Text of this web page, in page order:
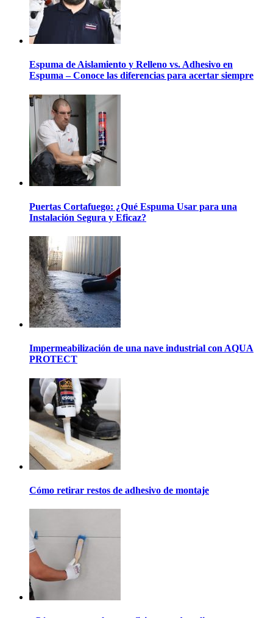
Espuma de Aislamiento y Relleno vs. Adhesivo en
Espuma – Conoce las diferencias para acertar siempre
Puertas Cortafuego: ¿Qué Espuma Usar para una
Instalación Segura y Eficaz?
Impermeabilización de una nave industrial con AQUA
PROTECT
Cómo retirar restos de adhesivo de montaje